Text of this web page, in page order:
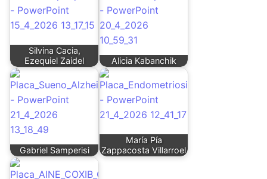
Silvina Cacia,
Ezequiel Zaidel
Alicia Kabanchik
Gabriel Samperisi
María Pía
Zappacosta Villarroel